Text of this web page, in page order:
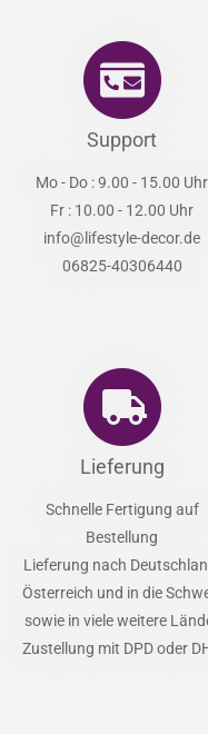
Support
Mo - Do : 9.00 - 15.00 Uhr
Fr : 10.00 - 12.00 Uhr
info@lifestyle-decor.de
06825-40306440
Lieferung
Schnelle Fertigung auf
Bestellung
Lieferung nach
Österreich und in die
sowie in viele weitere
Zustellung mit DPD oder